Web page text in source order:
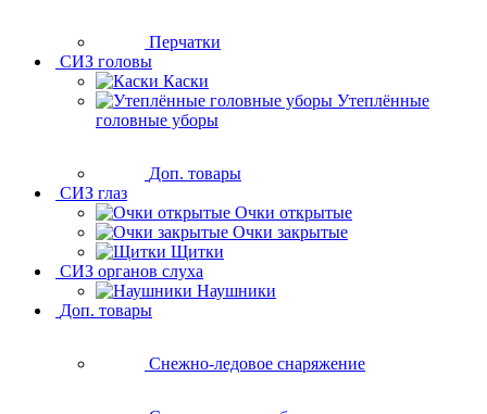
Перчатки
СИЗ головы
Каски
Утеплённые
головные уборы
Доп. товары
СИЗ глаз
Очки открытые
Очки закрытые
Щитки
СИЗ органов слуха
Наушники
Доп. товары
Снежно-ледовое снаряжение